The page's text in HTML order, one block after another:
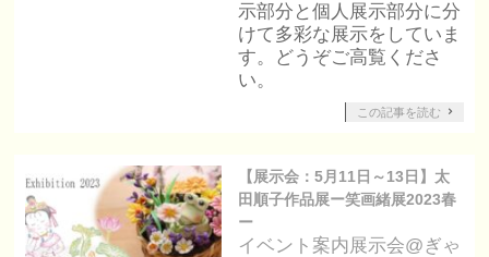
示部分と個人展示部分に分
けて多彩な展示をしていま
す。どうぞご高覧くださ
い。
この記事を読む
【展示会：5月11日～13日】太
田順子作品展ー笑画緒展2023春
ー
イベント案内展示会@ぎゃ